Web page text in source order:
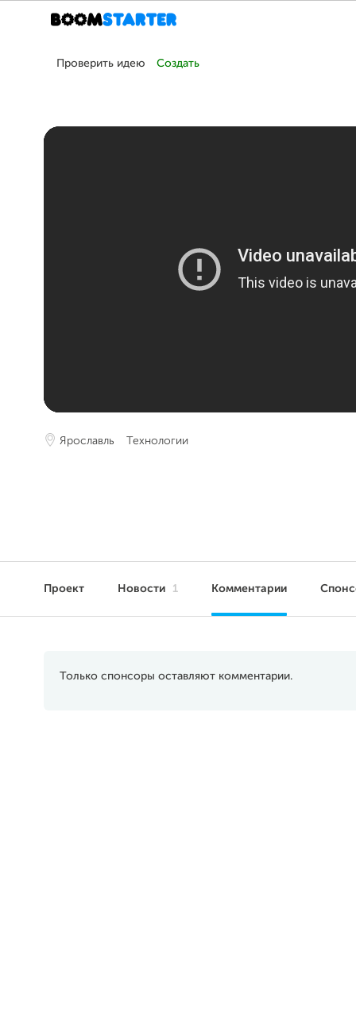
Проверить идею Создать
Ярославль Технологии
Проект Новости 1 Комментарии
Только спонсоры оставляют комментарии.